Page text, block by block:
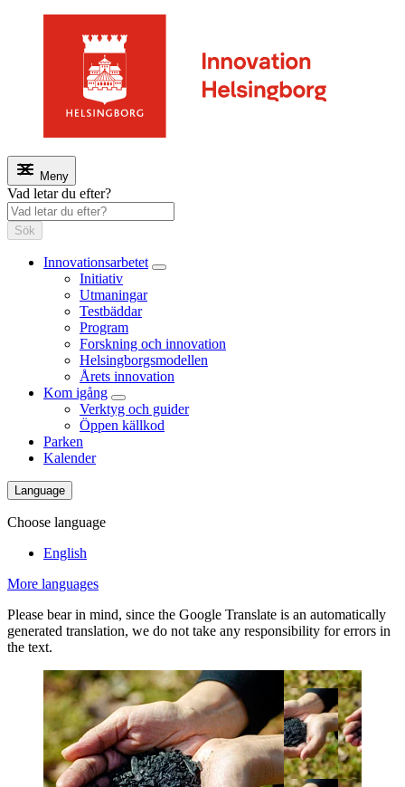
Meny
Vad letar du efter?
Sök
Innovationsarbetet
Initiativ
Utmaningar
Testbäddar
Program
Forskning och innovation
Helsingborgsmodellen
Årets innovation
Kom igång
Verktyg och guider
Öppen källkod
Parken
Kalender
Language
Choose language
English
More languages
Please bear in mind, since the Google Translate is an automatically
generated translation, we do not take any responsibility for errors in
the text.